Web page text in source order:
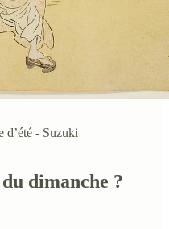
d’été - Suzuki
dimanche ?